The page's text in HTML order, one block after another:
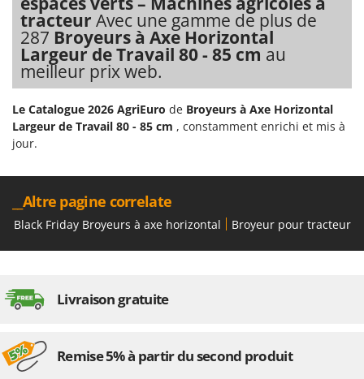
New O.M.R.A.
Nilfisk
Ninja
Novatec
Novital
NuAir
O
Officine Savioli
Oliviero
Olix
Omas
Ooni
tracteur Avec une gamme de plus de
287 Broyeurs à Axe Horizontal
Largeur de Travail 80 - 85 cm au
meilleur prix web.
Le Catalogue 2026 AgriEuro de Broyeurs à Axe Horizontal
Largeur de Travail 80 - 85 cm , constamment enrichi et mis à
jour.
__Altre pagine correlate
Black Friday Broyeurs à axe horizontal Broyeur pour tracteur
Livraison gratuite
Remise 5% à partir du second produit